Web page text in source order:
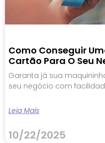
Como Conseguir
Cartão Para O Seu
Garanta já sua
seu negócio com
Leia Mais
10/22/2025